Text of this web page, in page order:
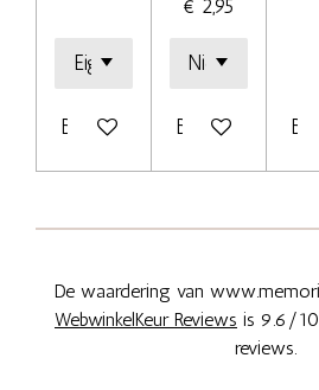
Bekijk details
€ 2,95
Bekijk details
De waardering van
WebwinkelKeur Reviews is 9.6/10
reviews.